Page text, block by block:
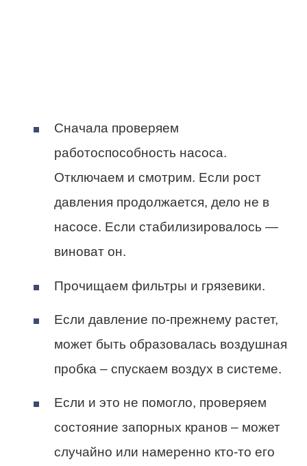
Сначала проверяем
работоспособность насоса.
Отключаем и смотрим. Если рост
давления продолжается, дело не в
насосе. Если стабилизировалось —
виноват он.
Прочищаем фильтры и грязевики.
Если давление по-прежнему растет,
может быть образовалась воздушная
пробка – спускаем воздух в системе.
Если и это не помогло, проверяем
состояние запорных кранов – может
случайно или намеренно кто-то его